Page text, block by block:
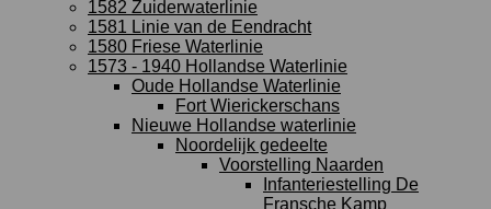
1582 Zuiderwaterlinie
1581 Linie van de Eendracht
1580 Friese Waterlinie
1573 - 1940 Hollandse Waterlinie
Oude Hollandse Waterlinie
Fort Wierickerschans
Nieuwe Hollandse waterlinie
Noordelijk gedeelte
Voorstelling Naarden
Infanteriestelling De
Fransche Kamp